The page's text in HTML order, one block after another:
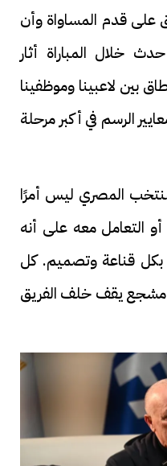
على قدم المساواة وأن
خلال المباراة أثار
بين لاعبينا وموظفينا
الرسم في أكبر مرحلة
المصري ليس أمرًا
التعامل معه على أنه
بكل قناعة وتصميم. كل
يقف خلف الفريق